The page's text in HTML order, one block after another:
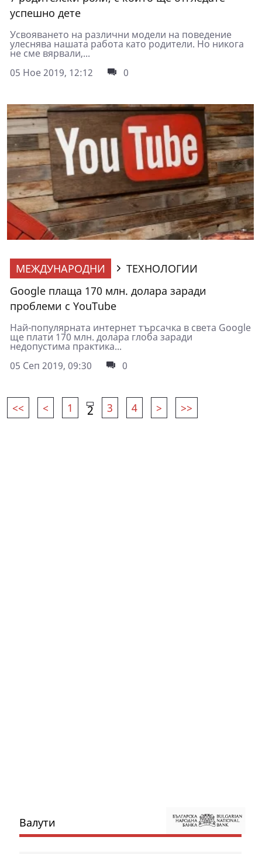
успешно дете
Усвояването на различни модели на поведение
улеснява нашата работа като родители. Но никога
не сме вярвали,...
05 Ное 2019, 12:12
0
МЕЖДУНАРОДНИ
ТЕХНОЛОГИИ
Google плаща 170 млн. долара заради
проблеми с YouTube
Най-популярната интернет търсачка в света Google
ще плати 170 млн. долара глоба заради
недопустима практика...
05 Сеп 2019, 09:30
0
<< < 1 2 3 4 > >>
Валути